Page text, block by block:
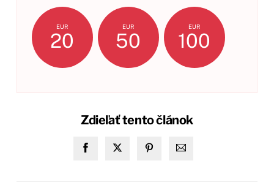
EUR
20
EUR
50
EUR
100
Zdieľať tento článok